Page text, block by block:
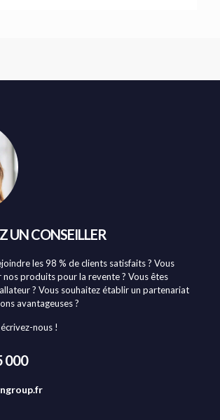
UN CONSEILLER
les 98 % de clients satisfaits ? Vous
nos produits pour la revente ? Vous êtes
? Vous souhaitez établir un partenariat
avantageuses ?
nous !
000